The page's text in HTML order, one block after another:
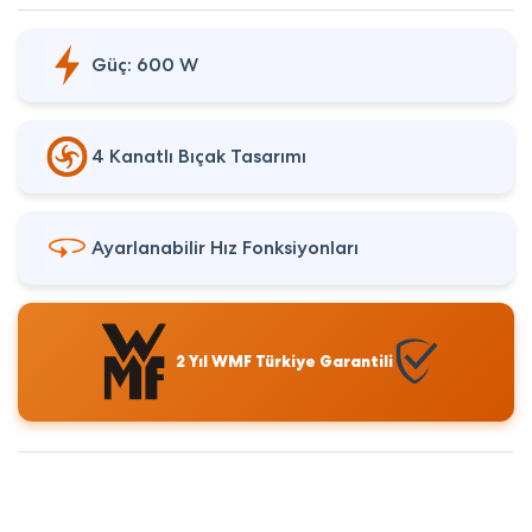
Güç: 600 W
4 Kanatlı Bıçak Tasarımı
Ayarlanabilir Hız Fonksiyonları
2 Yıl WMF Türkiye Garantili